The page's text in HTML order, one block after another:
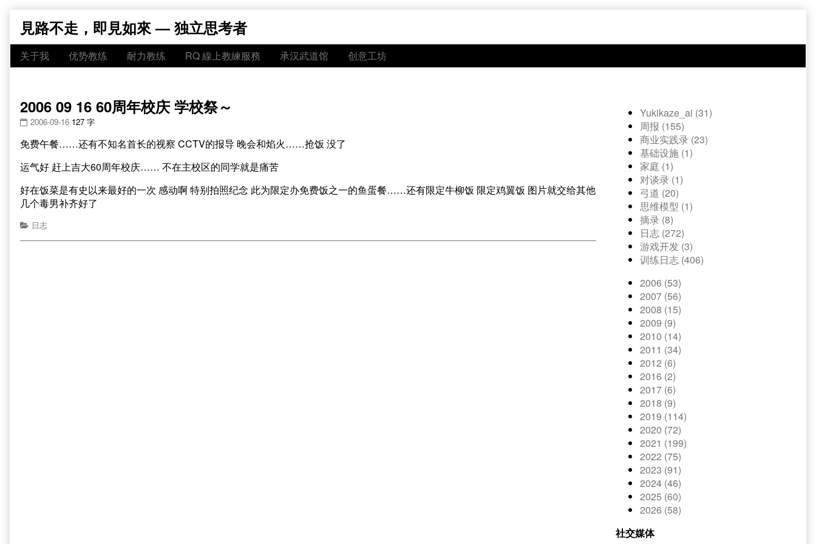
content
見路不走，即見如來 — 独立思考者
关于我 优势教练 耐力教练 RQ 線上教練服務 承汉武道馆 创意工坊
2006 09 16 60周年校庆 学校祭～
2006-09-16 127 字
免费午餐……还有不知名首长的视察 CCTV的报导 晚会和焰火……抢饭 没了
运气好 赶上吉大60周年校庆…… 不在主校区的同学就是痛苦
好在饭菜是有史以来最好的一次 感动啊 特别拍照纪念 此为限定办免费饭之一的鱼蛋餐……还有限定牛柳饭 限定鸡翼饭 图片就交给其他
几个毒男补齐好了
日志
Yukikaze_ai (31)
周报 (155)
商业实践录 (23)
基础设施 (1)
家庭 (1)
对谈录 (1)
弓道 (20)
思维模型 (1)
摘录 (8)
日志 (272)
游戏开发 (3)
训练日志 (406)
2006 (53)
2007 (56)
2008 (15)
2009 (9)
2010 (14)
2011 (34)
2012 (6)
2016 (2)
2017 (6)
2018 (9)
2019 (114)
2020 (72)
2021 (199)
2022 (75)
2023 (91)
2024 (46)
2025 (60)
2026 (58)
社交媒体